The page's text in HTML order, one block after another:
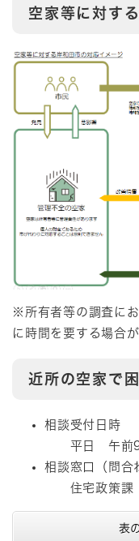
空家等に対す
※所有者等の調査に
に時間を要する場合が
近所の空家で
相談受付日時
平日 午前9時
相談窓口（問合
住宅政策課
表